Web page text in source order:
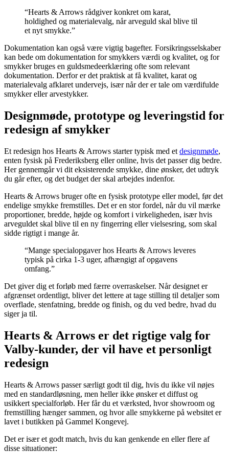
“Hearts & Arrows rådgiver konkret om karat,
holdighed og materialevalg, når arveguld skal blive til
et nyt smykke.”
Dokumentation kan også være vigtig bagefter. Forsikringsselskaber
kan bede om dokumentation for smykkers værdi og kvalitet, og for
smykker bruges en guldsmedeerklæring ofte som relevant
dokumentation. Derfor er det praktisk at få kvalitet, karat og
materialevalg afklaret undervejs, især når der er tale om værdifulde
smykker eller arvestykker.
Designmøde, prototype og leveringstid for
redesign af smykker
Et redesign hos Hearts & Arrows starter typisk med et designmøde,
enten fysisk på Frederiksberg eller online, hvis det passer dig bedre.
Her gennemgår vi dit eksisterende smykke, dine ønsker, det udtryk
du går efter, og det budget der skal arbejdes indenfor.
Hearts & Arrows bruger ofte en fysisk prototype eller model, før det
endelige smykke fremstilles. Det er en stor fordel, når du vil mærke
proportioner, bredde, højde og komfort i virkeligheden, især hvis
arveguldet skal blive til en ny fingerring eller vielsesring, som skal
sidde rigtigt i mange år.
“Mange specialopgaver hos Hearts & Arrows leveres
typisk på cirka 1-3 uger, afhængigt af opgavens
omfang.”
Det giver dig et forløb med færre overraskelser. Når designet er
afgrænset ordentligt, bliver det lettere at tage stilling til detaljer som
overflade, stenfatning, bredde og finish, og du ved bedre, hvad du
siger ja til.
Hearts & Arrows er det rigtige valg for
Valby-kunder, der vil have et personligt
redesign
Hearts & Arrows passer særligt godt til dig, hvis du ikke vil nøjes
med en standardløsning, men heller ikke ønsker et diffust og
usikkert specialforløb. Her får du et værksted, hvor showroom og
fremstilling hænger sammen, og hvor alle smykkerne på websitet er
lavet i butikken på Gammel Kongevej.
Det er især et godt match, hvis du kan genkende en eller flere af
disse situationer: